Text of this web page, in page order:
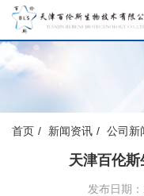
首页 新闻资讯 公司新
天津百伦
发布日期